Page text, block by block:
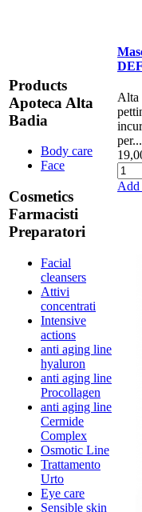
Products
Apoteca Alta
Badia
Body care
Face
Cosmetics
Farmacisti
Preparatori
Facial
cleansers
Attivi
concentrati
Intensive
actions
anti aging line
hyaluron
anti aging line
Procollagen
anti aging line
Cermide
Complex
Osmotic Line
Trattamento
Urto
Eye care
Sensible skin
Alta
per...
Add